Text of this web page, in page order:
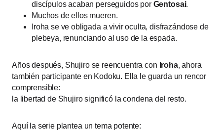
discípulos acaban perseguidos por Gentosai.
Muchos de ellos mueren.
Iroha se ve obligada a vivir oculta, disfrazándose de
plebeya, renunciando al uso de la espada.
Años después, Shujiro se reencuentra con Iroha, ahora
también participante en Kodoku. Ella le guarda un rencor
comprensible:
la libertad de Shujiro significó la condena del resto.
Aquí la serie plantea un tema potente: